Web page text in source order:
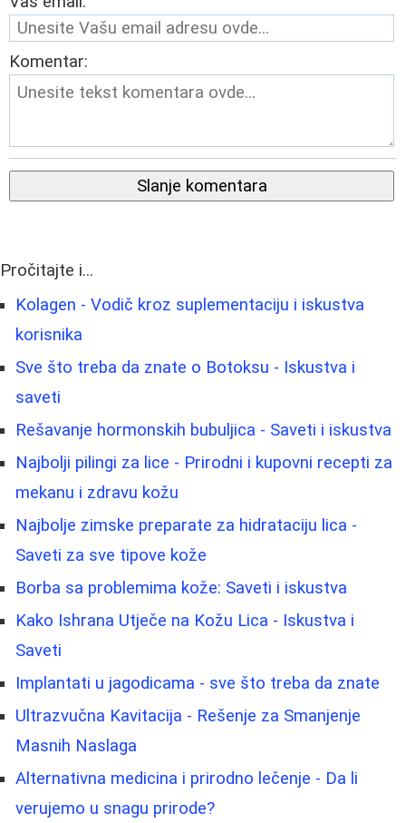
Komentar:
Slanje komentara
Pročitajte i...
Kolagen - Vodič kroz suplementaciju i iskustva
korisnika
Sve što treba da znate o Botoksu - Iskustva i
saveti
Rešavanje hormonskih bubuljica - Saveti i iskustva
Najbolji pilingi za lice - Prirodni i kupovni recepti za
mekanu i zdravu kožu
Najbolje zimske preparate za hidrataciju lica -
Saveti za sve tipove kože
Borba sa problemima kože: Saveti i iskustva
Kako Ishrana Utječe na Kožu Lica - Iskustva i
Saveti
Implantati u jagodicama - sve što treba da znate
Ultrazvučna Kavitacija - Rešenje za Smanjenje
Masnih Naslaga
Alternativna medicina i prirodno lečenje - Da li
verujemo u snagu prirode?